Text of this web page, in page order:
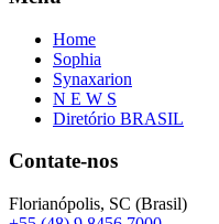
Home
Sophia
Synaxarion
N E W S
Diretório BRASIL
Contate-nos
Florianópolis, SC (Brasil)